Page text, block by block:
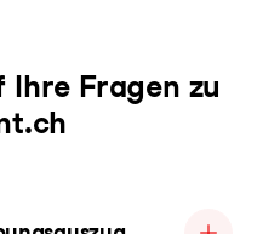
Fragen zu